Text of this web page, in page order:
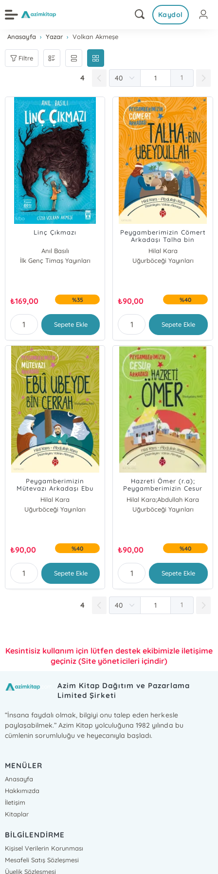
Kaydol
Anasayfa Yazar Volkan Akmeşe
Filtre
4 1
Linç Çıkmazı
Anıl Basılı
İlk Genç Timaş Yayınları
₺169,00 %35
Sepete Ekle
Peygamberimizin Cömert
Arkadaşı Talha bin
Ubeydullah;Cennetle
Müjdelenen Sahabiler 8
Hilal Kara
Abdullah Kara
Uğurböceği Yayınları
₺90,00 %40
Sepete Ekle
Peygamberimizin
Mütevazı Arkadaşı Ebu
Ubeyde bin
Cerrah;Cennetle
Müjdelenen Sahabiler 6
Hilal Kara
Abdullah Kara
Uğurböceği Yayınları
₺90,00 %40
Sepete Ekle
Hazreti Ömer (r.a);
Peygamberimizin Cesur
Arkadaşı
Hilal Kara;Abdullah Kara
Uğurböceği Yayınları
₺90,00 %40
Sepete Ekle
4 1
Kesintisiz kullanım için lütfen destek ekibimizle iletişime
geçiniz (Site yöneticileri içindir)
Azim Kitap Dağıtım ve Pazarlama
Limited Şirketi
“İnsana faydalı olmak, bilgiyi onu talep eden herkesle
paylaşabilmek.” Azim Kitap yolculuğuna 1982 yılında bu
cümlenin sorumluluğu ve heyecanıyla başladı.
MENÜLER
Anasayfa
Hakkımızda
İletişim
Kitaplar
BİLGİLENDİRME
Kişisel Verilerin Korunması
Mesafeli Satış Sözleşmesi
Üyelik Sözleşmesi